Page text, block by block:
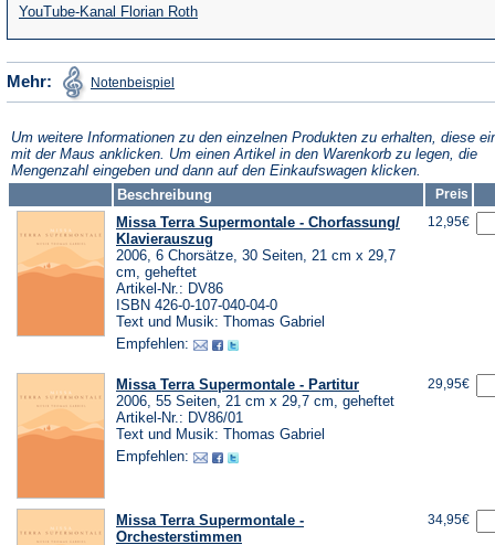
einem
neuen
YouTube-Kanal Florian Roth(Öffnet
in
einem
Mehr: Notenbeispiel in
einem
Tab)
Um weitere Informationen zu den einzelnen Produkten zu erhalten, diese
mit der Maus anklicken. Um einen Artikel in den Warenkorb zu legen, die
Mengenzahl eingeben und dann auf den Einkaufswagen klicken.
Beschreibung
Preis
Missa Terra Supermontale - Chorfassung/
Klavierauszug
2006, 6 Chorsätze, 30 Seiten, 21 cm x 29,7
cm, geheftet
Artikel-Nr.: DV86
ISBN 426-0-107-040-04-0
Text und Musik: Thomas Gabriel
Empfehlen:
12,95€
Missa Terra Supermontale - Partitur
2006, 55 Seiten, 21 cm x 29,7 cm, geheftet
Artikel-Nr.: DV86/01
Text und Musik: Thomas Gabriel
Empfehlen:
29,95€
Missa Terra Supermontale -
Orchesterstimmen
34,95€